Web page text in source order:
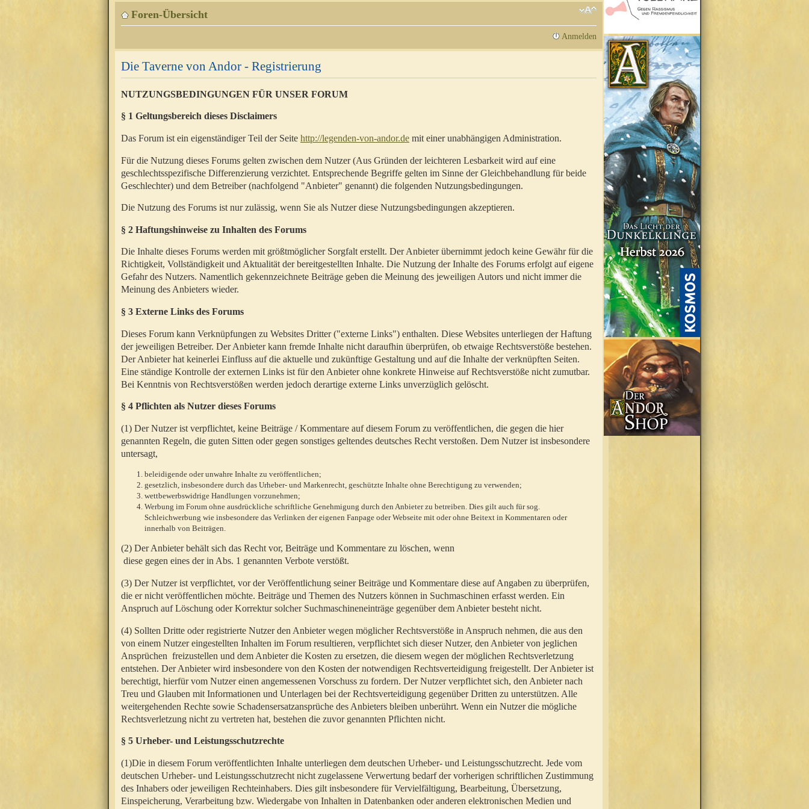
Foren-Übersicht
Anmelden
Die Taverne von Andor - Registrierung
NUTZUNGSBEDINGUNGEN FÜR UNSER FORUM
§ 1 Geltungsbereich dieses Disclaimers
Das Forum ist ein eigenständiger Teil der Seite http://legenden-von-andor.de mit einer unabhängigen Administration.
Für die Nutzung dieses Forums gelten zwischen dem Nutzer (Aus Gründen der leichteren Lesbarkeit wird auf eine
geschlechtsspezifische Differenzierung verzichtet. Entsprechende Begriffe gelten im Sinne der Gleichbehandlung für beide
Geschlechter) und dem Betreiber (nachfolgend "Anbieter" genannt) die folgenden Nutzungsbedingungen.
Die Nutzung des Forums ist nur zulässig, wenn Sie als Nutzer diese Nutzungsbedingungen akzeptieren.
§ 2 Haftungshinweise zu Inhalten des Forums
Die Inhalte dieses Forums werden mit größtmöglicher Sorgfalt erstellt. Der Anbieter übernimmt jedoch keine Gewähr für die
Richtigkeit, Vollständigkeit und Aktualität der bereitgestellten Inhalte. Die Nutzung der Inhalte des Forums erfolgt auf eigene
Gefahr des Nutzers. Namentlich gekennzeichnete Beiträge geben die Meinung des jeweiligen Autors und nicht immer die
Meinung des Anbieters wieder.
§ 3 Externe Links des Forums
Dieses Forum kann Verknüpfungen zu Websites Dritter ("externe Links") enthalten. Diese Websites unterliegen der Haftung
der jeweiligen Betreiber. Der Anbieter kann fremde Inhalte nicht daraufhin überprüfen, ob etwaige Rechtsverstöße bestehen.
Der Anbieter hat keinerlei Einfluss auf die aktuelle und zukünftige Gestaltung und auf die Inhalte der verknüpften Seiten.
Eine ständige Kontrolle der externen Links ist für den Anbieter ohne konkrete Hinweise auf Rechtsverstöße nicht zumutbar.
Bei Kenntnis von Rechtsverstößen werden jedoch derartige externe Links unverzüglich gelöscht.
§ 4 Pflichten als Nutzer dieses Forums
(1) Der Nutzer ist verpflichtet, keine Beiträge / Kommentare auf diesem Forum zu veröffentlichen, die gegen die hier
genannten Regeln, die guten Sitten oder gegen sonstiges geltendes deutsches Recht verstoßen. Dem Nutzer ist insbesondere
untersagt,
beleidigende oder unwahre Inhalte zu veröffentlichen;
gesetzlich, insbesondere durch das Urheber- und Markenrecht, geschützte Inhalte ohne Berechtigung zu verwenden;
wettbewerbswidrige Handlungen vorzunehmen;
Werbung im Forum ohne ausdrückliche schriftliche Genehmigung durch den Anbieter zu betreiben. Dies gilt auch für sog.
Schleichwerbung wie insbesondere das Verlinken der eigenen Fanpage oder Webseite mit oder ohne Beitext in Kommentaren oder
innerhalb von Beiträgen.
(2) Der Anbieter behält sich das Recht vor, Beiträge und Kommentare zu löschen, wenn
diese gegen eines der in Abs. 1 genannten Verbote verstößt.
(3) Der Nutzer ist verpflichtet, vor der Veröffentlichung seiner Beiträge und Kommentare diese auf Angaben zu überprüfen,
die er nicht veröffentlichen möchte. Beiträge und Themen des Nutzers können in Suchmaschinen erfasst werden. Ein
Anspruch auf Löschung oder Korrektur solcher Suchmaschineneinträge gegenüber dem Anbieter besteht nicht.
(4) Sollten Dritte oder registrierte Nutzer den Anbieter wegen möglicher Rechtsverstöße in Anspruch nehmen, die aus den
von einem Nutzer eingestellten Inhalten im Forum resultieren, verpflichtet sich dieser Nutzer, den Anbieter von jeglichen
Ansprüchen freizustellen und dem Anbieter die Kosten zu ersetzen, die diesem wegen der möglichen Rechtsverletzung
entstehen. Der Anbieter wird insbesondere von den Kosten der notwendigen Rechtsverteidigung freigestellt. Der Anbieter ist
berechtigt, hierfür vom Nutzer einen angemessenen Vorschuss zu fordern. Der Nutzer verpflichtet sich, den Anbieter nach
Treu und Glauben mit Informationen und Unterlagen bei der Rechtsverteidigung gegenüber Dritten zu unterstützen. Alle
weitergehenden Rechte sowie Schadensersatzansprüche des Anbieters bleiben unberührt. Wenn ein Nutzer die mögliche
Rechtsverletzung nicht zu vertreten hat, bestehen die zuvor genannten Pflichten nicht.
§ 5 Urheber- und Leistungsschutzrechte
(1)Die in diesem Forum veröffentlichten Inhalte unterliegen dem deutschen Urheber- und Leistungsschutzrecht. Jede vom
deutschen Urheber- und Leistungsschutzrecht nicht zugelassene Verwertung bedarf der vorherigen schriftlichen Zustimmung
des Inhabers oder jeweiligen Rechteinhabers. Dies gilt insbesondere für Vervielfältigung, Bearbeitung, Übersetzung,
Einspeicherung, Verarbeitung bzw. Wiedergabe von Inhalten in Datenbanken oder anderen elektronischen Medien und